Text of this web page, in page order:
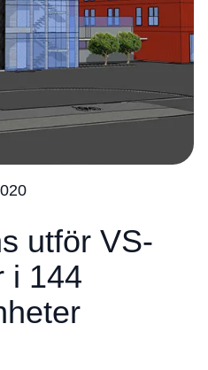
utför VS-
i 144